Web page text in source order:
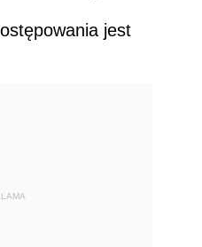
jest